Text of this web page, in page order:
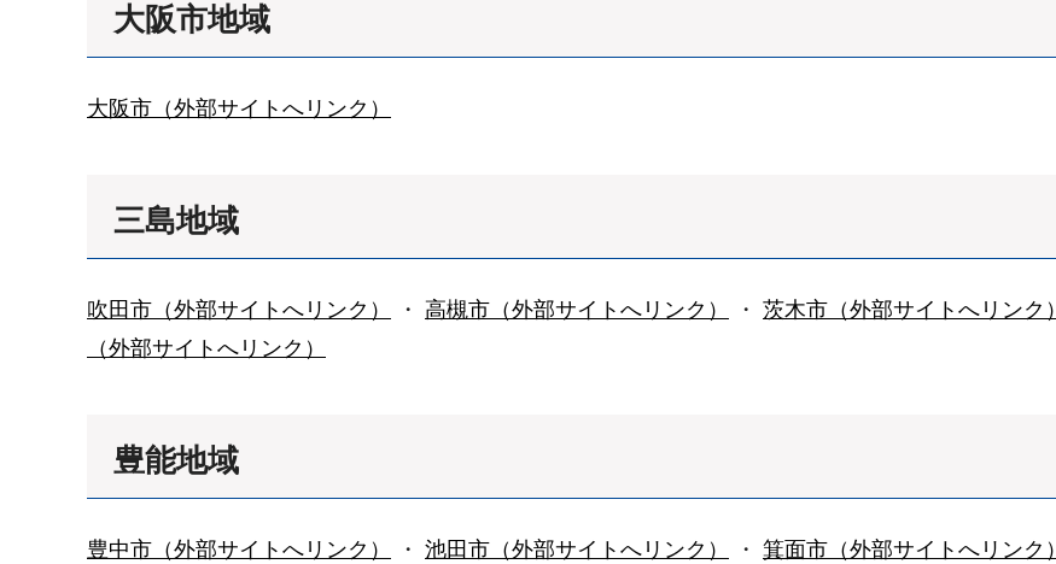
大阪市地域
大阪市（外部サイトへリンク）
三島地域
吹田市（外部サイトへリンク） ・ 高槻市（外部サイトへリンク） ・ 茨木市（外部サイトへリンク）
（外部サイトへリンク）
豊能地域
豊中市（外部サイトへリンク） ・ 池田市（外部サイトへリンク） ・ 箕面市（外部サイトへリンク）